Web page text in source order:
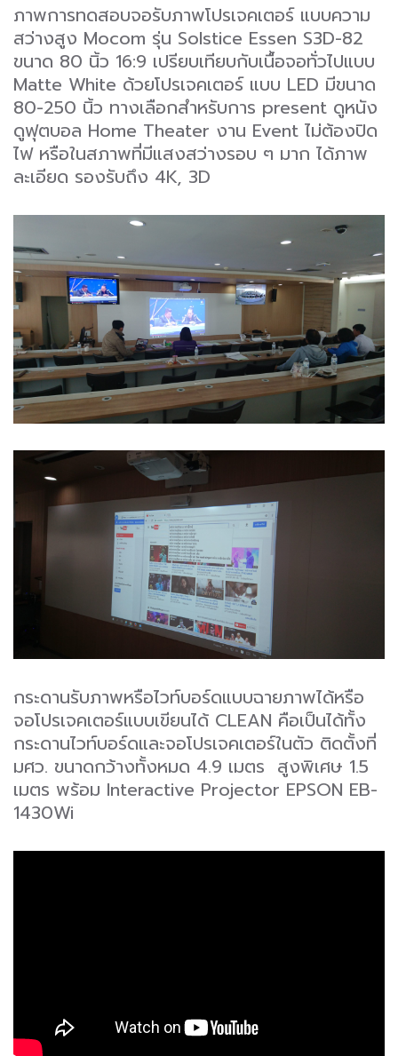
ภาพการทดสอบจอรับภาพโปรเจคเตอร์ แบบความ
สว่างสูง Mocom รุ่น Solstice Essen S3D-82
ขนาด 80 นิ้ว 16:9 เปรียบเทียบกับเนื้อจอทั่วไปแบบ
Matte White ด้วยโปรเจคเตอร์ แบบ LED มีขนาด
80-250 นิ้ว ทางเลือกสำหรับการ present ดูหนัง
ดูฟุตบอล Home Theater งาน Event ไม่ต้องปิด
ไฟ หรือในสภาพที่มีแสงสว่างรอบ ๆ มาก ได้ภาพ
ละเอียด รองรับถึง 4K, 3D
กระดานรับภาพหรือไวท์บอร์ดแบบฉายภาพได้หรือ
จอโปรเจคเตอร์แบบเขียนได้ CLEAN คือเป็นได้ทั้ง
กระดานไวท์บอร์ดและจอโปรเจคเตอร์ในตัว ติดตั้งที่
มศว. ขนาดกว้างทั้งหมด 4.9 เมตร สูงพิเศษ 1.5
เมตร พร้อม Interactive Projector EPSON EB-
1430Wi